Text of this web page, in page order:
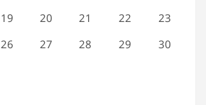
19 20 21 22
23
26 27 28 29
30